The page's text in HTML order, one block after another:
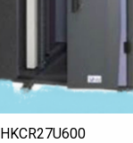
HKCR27U600